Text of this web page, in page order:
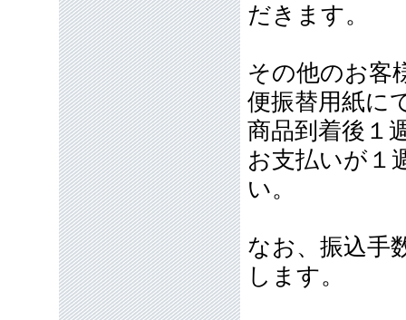
だきます。
その他のお客
便振替用紙に
商品到着後１
お支払いが１
い。
なお、振込手
します。